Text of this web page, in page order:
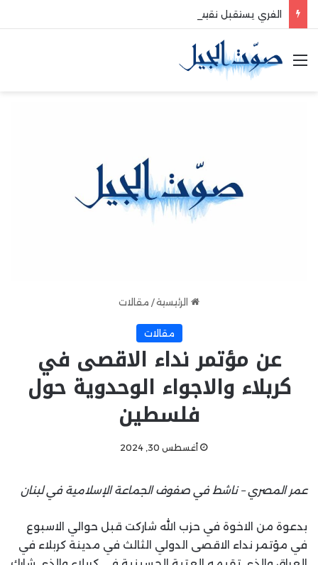
الفري يستقبل نقيب موظفي قاديشا
القائمة
الرئيسية/ مقالات
مقالات
عن مؤتمر نداء الاقصى في
كربلاء والاجواء الوحدوية حول
فلسطين
أغسطس 30, 2024
عمر المصري – ناشط في صفوف الجماعة الإسلامية في لبنان
بدعوة من الاخوة في حزب الله شاركت قبل حوالي الاسبوع
في مؤتمر نداء الاقصى الدولي الثالث في مدينة كربلاء في